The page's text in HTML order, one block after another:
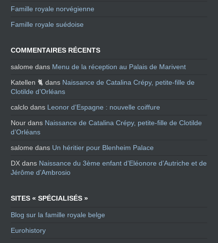
Famille royale norvégienne
Famille royale suédoise
COMMENTAIRES RÉCENTS
salome dans Menu de la réception au Palais de Marivent
Katellen 🐈 dans Naissance de Catalina Crépy, petite-fille de
Clotilde d’Orléans
calclo dans Leonor d’Espagne : nouvelle coiffure
Nour dans Naissance de Catalina Crépy, petite-fille de Clotilde
d’Orléans
salome dans Un héritier pour Blenheim Palace
DX dans Naissance du 3ème enfant d’Eléonore d’Autriche et de
Jérôme d’Ambrosio
SITES « SPÉCIALISÉS »
Blog sur la famille royale belge
Eurohistory